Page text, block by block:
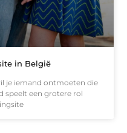
in België
je iemand ontmoeten die
speelt een grotere rol